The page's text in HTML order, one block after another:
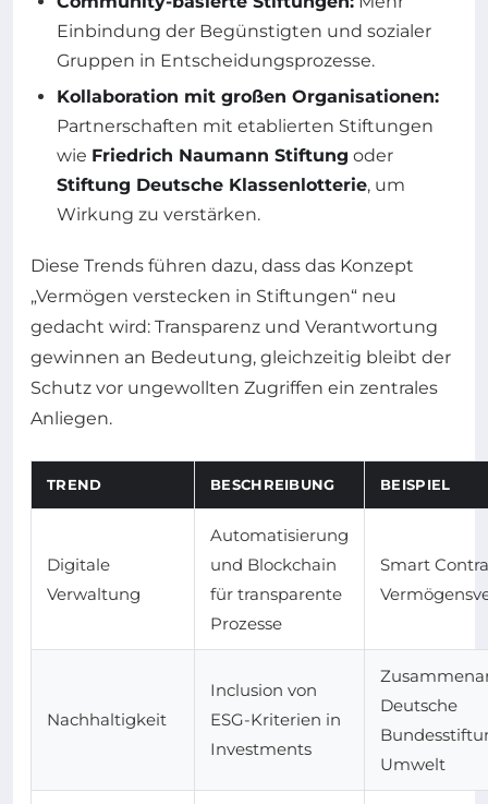
Einbindung der Begünstigten und sozialer
Gruppen in Entscheidungsprozesse.
Kollaboration mit großen Organisationen:
Partnerschaften mit etablierten Stiftungen
wie Friedrich Naumann Stiftung oder
Stiftung Deutsche Klassenlotterie, um
Wirkung zu verstärken.
Diese Trends führen dazu, dass das Konzept
„Vermögen verstecken in Stiftungen“ neu
gedacht wird: Transparenz und Verantwortung
gewinnen an Bedeutung, gleichzeitig bleibt der
Schutz vor ungewollten Zugriffen ein zentrales
Anliegen.
TREND BESCHREIBUNG BEISPIEL
Digitale
Verwaltung
Automatisierung
und Blockchain
für transparente
Prozesse
Smart
Nachhaltigkeit
Inclusion von
ESG-Kriterien in
Investments
Deutsche
Umwelt